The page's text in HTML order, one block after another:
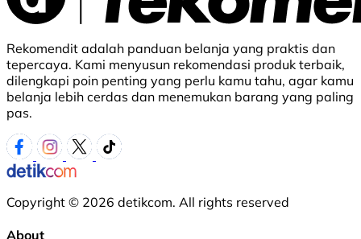
Rekomendit adalah panduan belanja yang praktis dan
tepercaya. Kami menyusun rekomendasi produk terbaik,
dilengkapi poin penting yang perlu kamu tahu, agar kamu
belanja lebih cerdas dan menemukan barang yang paling
pas.
Copyright © 2026 detikcom. All rights reserved
About